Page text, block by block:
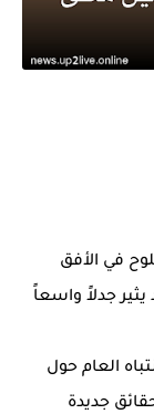
في الأفق
جدلاً واسعاً
العام حول
جديدة